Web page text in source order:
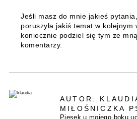
Jeśli masz do mnie jakieś
poruszyła jakiś temat w kolejnym
koniecznie podziel się tym ze
komentarzy.
AUTOR:
MIŁOŚNICZKA
Piesek u mojego boku